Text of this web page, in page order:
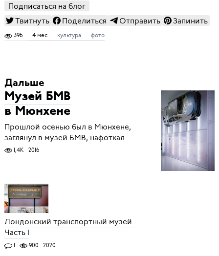
Подписаться на блог
Твитнуть
Поделиться Отправить Запинить
396 4 мес культура фото
Дальше
Музей БМВ
в Мюнхене
Прошлой осенью был в Мюнхене,
заглянул в музей БМВ, нафоткал
1,4K 2016
Лондонский транспортный музей.
Часть 1
1 900 2020